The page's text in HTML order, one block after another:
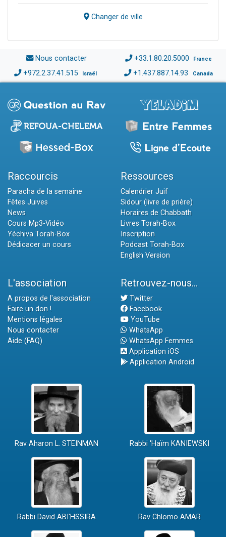
Changer de ville
Nous contacter +33.1.80.20.5000 France
+972.2.37.41.515 Israël +1.437.887.14.93 Canada
Raccourcis
Paracha de la semaine
Fêtes Juives
News
Cours Mp3-Vidéo
Yéchiva Torah-Box
Dédicacer un cours
Ressources
Calendrier Juif
Sidour (livre de prière)
Horaires de Chabbath
Livres Torah-Box
Inscription
Podcast Torah-Box
English Version
L'association
A propos de l'association
Faire un don !
Mentions légales
Nous contacter
Aide (FAQ)
Retrouvez-nous...
Twitter
Facebook
YouTube
WhatsApp
WhatsApp Femmes
Application iOS
Application Android
Rav Aharon L. STEINMAN Rabbi 'Haïm KANIEWSKI
Rabbi David ABI'HSSIRA Rav Chlomo AMAR